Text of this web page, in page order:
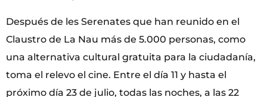
Después de les Serenates que han reunido en el
Claustro de La Nau más de 5.000 personas, como
una alternativa cultural gratuita para la ciudadanía,
toma el relevo el cine. Entre el día 11 y hasta el
próximo día 23 de julio, todas las noches, a las 22